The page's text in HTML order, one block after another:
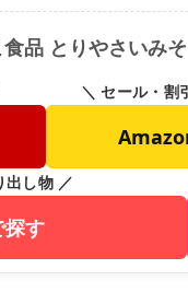
品 とりやさいみ
＼ セール・割
出し物 ／
探す